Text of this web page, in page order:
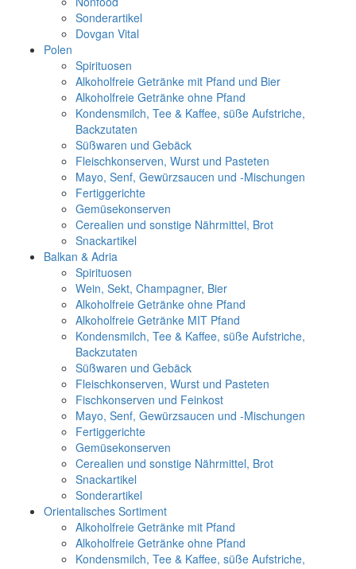
Sonderartikel
Dovgan Vital
Polen
Spirituosen
Alkoholfreie Getränke mit Pfand und Bier
Alkoholfreie Getränke ohne Pfand
Kondensmilch, Tee & Kaffee, süße Aufstriche,
Backzutaten
Süßwaren und Gebäck
Fleischkonserven, Wurst und Pasteten
Mayo, Senf, Gewürzsaucen und -Mischungen
Fertiggerichte
Gemüsekonserven
Cerealien und sonstige Nährmittel, Brot
Snackartikel
Balkan & Adria
Spirituosen
Wein, Sekt, Champagner, Bier
Alkoholfreie Getränke ohne Pfand
Alkoholfreie Getränke MIT Pfand
Kondensmilch, Tee & Kaffee, süße Aufstriche,
Backzutaten
Süßwaren und Gebäck
Fleischkonserven, Wurst und Pasteten
Fischkonserven und Feinkost
Mayo, Senf, Gewürzsaucen und -Mischungen
Fertiggerichte
Gemüsekonserven
Cerealien und sonstige Nährmittel, Brot
Snackartikel
Sonderartikel
Orientalisches Sortiment
Alkoholfreie Getränke mit Pfand
Alkoholfreie Getränke ohne Pfand
Kondensmilch, Tee & Kaffee, süße Aufstriche,